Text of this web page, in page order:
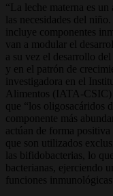
“La leche materna es
las necesidades del
incluye componentes
van a modular el
a su vez el desarrollo
y en el patrón de
investigadora en el
Alimentos (IATA-CSIC)
que “los oligosacáridos
componente más
actúan de forma
que son utilizados
las bifidobacterias, lo
bacterianas, ejerciendo
funciones